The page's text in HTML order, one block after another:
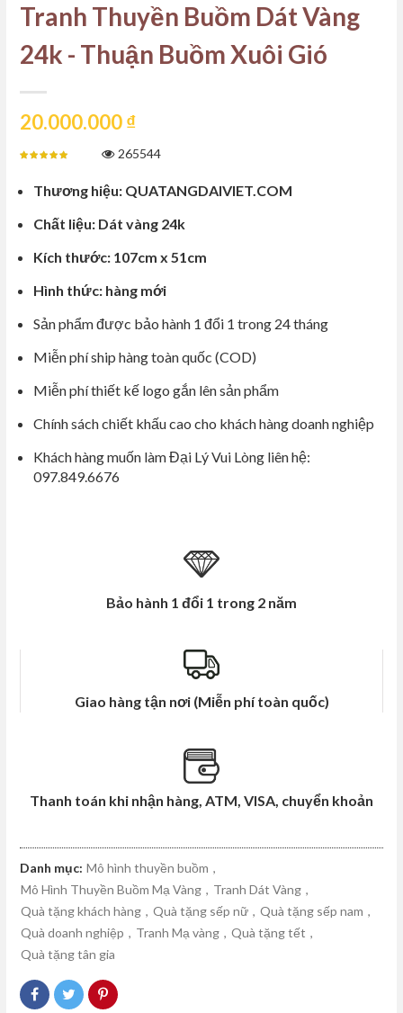
Tranh Thuyền Buồm Dát Vàng
24k - Thuận Buồm Xuôi Gió
20.000.000₫
265544
Thương hiệu: QUATANGDAIVIET.COM
Chất liệu: Dát vàng 24k
Kích thước: 107cm x 51cm
Hình thức: hàng mới
Sản phẩm được bảo hành 1 đổi 1 trong 24 tháng
Miễn phí ship hàng toàn quốc (COD)
Miễn phí thiết kế logo gắn lên sản phẩm
Chính sách chiết khấu cao cho khách hàng doanh nghiệp
Khách hàng muốn làm Đại Lý Vui Lòng liên hệ:
097.849.6676
Bảo hành 1 đổi 1 trong 2 năm
Giao hàng tận nơi (Miễn phí toàn quốc)
Thanh toán khi nhận hàng, ATM, VISA, chuyển khoản
Danh mục: Mô hình thuyền buồm ,
Mô Hình Thuyền Buồm Mạ Vàng , Tranh Dát Vàng ,
Quà tặng khách hàng , Quà tặng sếp nữ , Quà tặng sếp nam ,
Quà doanh nghiệp , Tranh Mạ vàng , Quà tặng tết ,
Quà tặng tân gia